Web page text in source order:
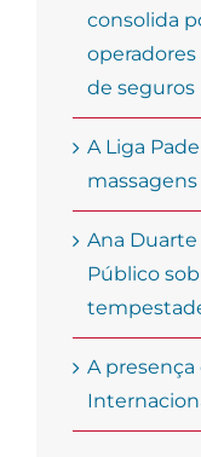
consolida
de seguros
A Liga
massagens
Ana
Público
A presença